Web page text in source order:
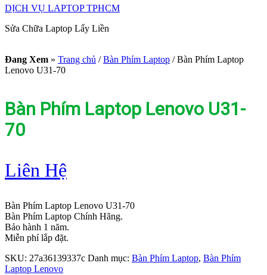
DỊCH VỤ LAPTOP TPHCM
Sửa Chữa Laptop Lấy Liền
Đang Xem » Trang chủ / Bàn Phím Laptop /Bàn Phím Laptop
Lenovo U31-70
Bàn Phím Laptop Lenovo U31-
70
Liên Hệ
Bàn Phím Laptop Lenovo U31-70
Bàn Phím Laptop Chính Hãng.
Bảo hành 1 năm.
Miễn phí lắp đặt.
SKU: 27a36139337c Danh mục: Bàn Phím Laptop, Bàn Phím
Laptop Lenovo